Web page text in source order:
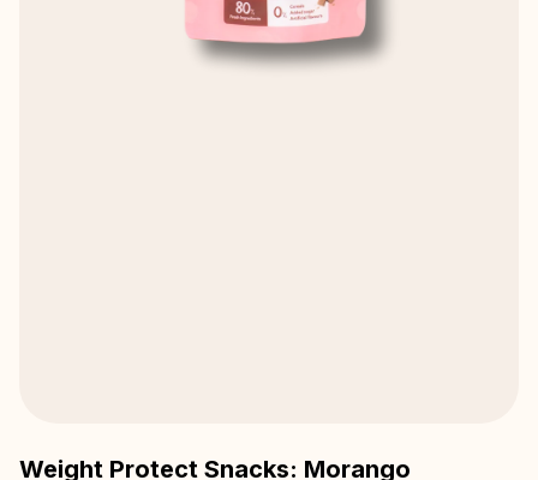
Weight Protect Snacks: Morango